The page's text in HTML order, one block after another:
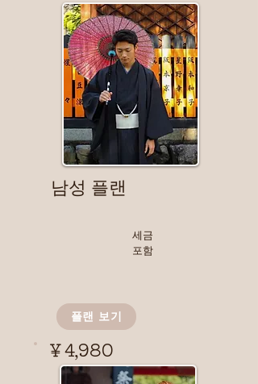
​남성 플랜
​세금
포함
플랜 보기
￥4,980